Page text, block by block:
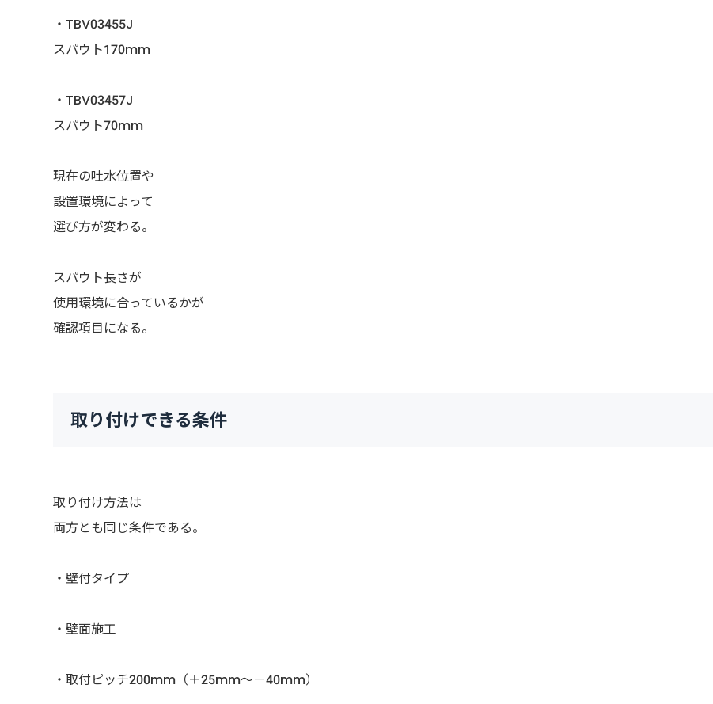
・TBV03455J
スパウト170mm
・TBV03457J
スパウト70mm
現在の吐水位置や
設置環境によって
選び方が変わる。
スパウト長さが
使用環境に合っているかが
確認項目になる。
取り付けできる条件
取り付け方法は
両方とも同じ条件である。
・壁付タイプ
・壁面施工
・取付ピッチ200mm（＋25mm〜－40mm）